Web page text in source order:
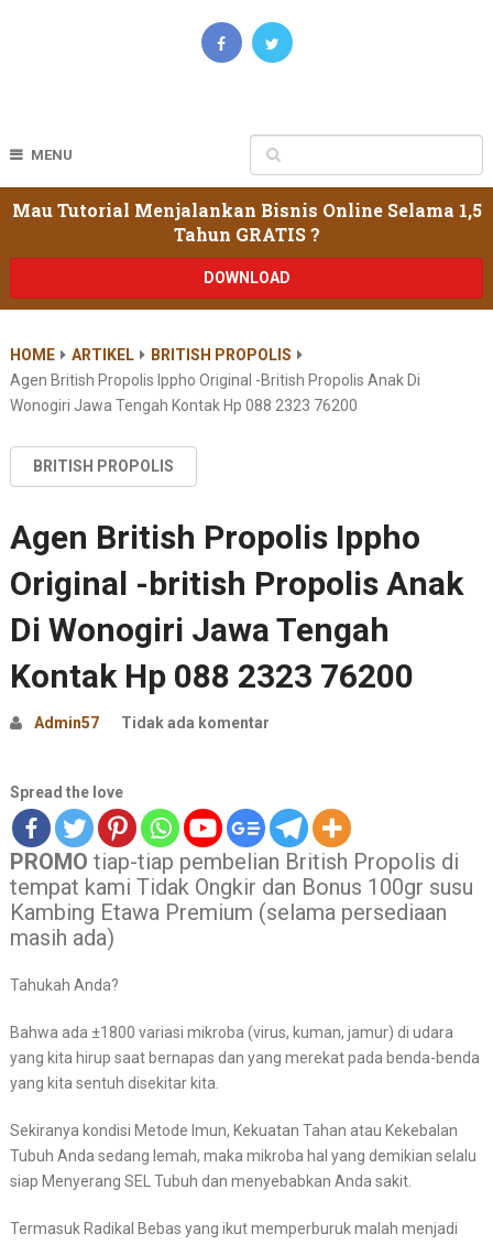
MENU
Mau Tutorial Menjalankan Bisnis Online Selama 1,5
Tahun GRATIS ?
DOWNLOAD
HOME ARTIKEL
BRITISH PROPOLIS
Agen British Propolis Ippho Original -british Propolis Anak Di
Wonogiri Jawa Tengah Kontak Hp 088 2323 76200
BRITISH PROPOLIS
Agen British Propolis Ippho
Original -british Propolis Anak
Di Wonogiri Jawa Tengah
Kontak Hp 088 2323 76200
Admin57 Tidak ada komentar
Spread the love
PROMO tiap-tiap pembelian British Propolis di
tempat kami Tidak Ongkir dan Bonus 100gr susu
Kambing Etawa Premium (selama persediaan
masih ada)
Tahukah Anda?
Bahwa ada ±1800 variasi mikroba (virus, kuman, jamur) di udara
yang kita hirup saat bernapas dan yang merekat pada benda-benda
yang kita sentuh disekitar kita.
Sekiranya kondisi Metode Imun, Kekuatan Tahan atau Kekebalan
Tubuh Anda sedang lemah, maka mikroba hal yang demikian selalu
siap Menyerang SEL Tubuh dan menyebabkan Anda sakit.
Termasuk Radikal Bebas yang ikut memperburuk malah menjadi